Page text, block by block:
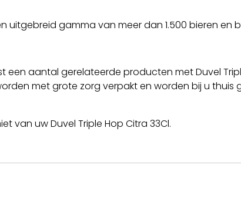
uitgebreid gamma van meer dan 1.500 bieren en
een aantal gerelateerde producten met Duvel
met grote zorg verpakt en worden bij u
van uw Duvel Triple Hop Citra 33Cl.